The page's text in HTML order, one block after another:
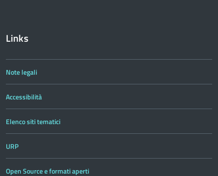
Links
Note legali
Accessibilità
Elenco siti tematici
URP
Open Source e formati aperti